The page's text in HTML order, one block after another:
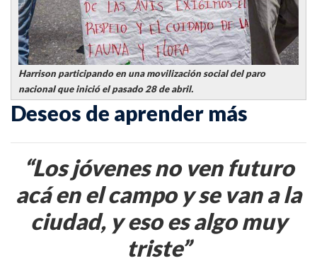
Harrison participando en una movilización social del paro
nacional que inició el pasado 28 de abril.
Deseos de aprender más
“Los jóvenes no ven futuro
acá en el campo y se van a la
ciudad, y eso es algo muy
triste”